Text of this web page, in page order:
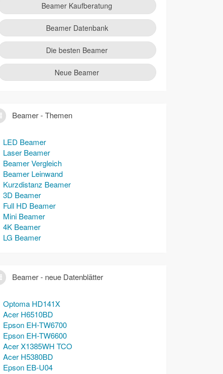
Beamer Kaufberatung
Beamer Datenbank
Die besten Beamer
Neue Beamer
Beamer - Themen
LED Beamer
Laser Beamer
Beamer Vergleich
Beamer Leinwand
Kurzdistanz Beamer
3D Beamer
Full HD Beamer
Mini Beamer
4K Beamer
LG Beamer
Beamer - neue Datenblätter
Optoma HD141X
Acer H6510BD
Epson EH-TW6700
Epson EH-TW6600
Acer X1385WH TCO
Acer H5380BD
Epson EB-U04